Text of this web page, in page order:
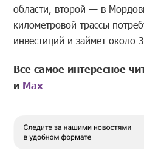
области, второй — в
километровой трассы
инвестиций и займет около
Все самое интересное
и Mах